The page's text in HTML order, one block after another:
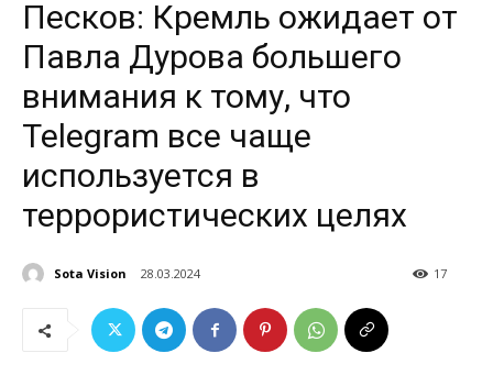
Песков: Кремль ожидает от
Павла Дурова большего
внимания к тому, что
Telegram все чаще
используется в
террористических целях
Sota Vision 28.03.2024 17